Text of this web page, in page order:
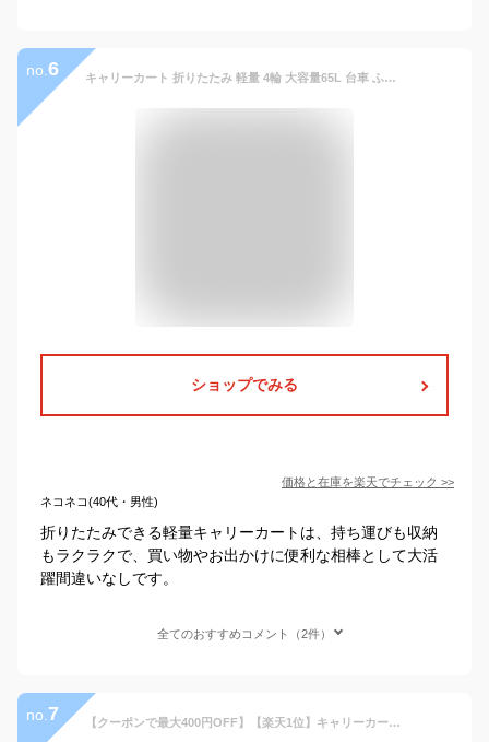
no. 6 キャリーカート 折りたたみ 軽量 4輪 大容量65L 台車 ふた付き 耐荷重35kg 頑丈 コンパクト キャリーカート 買い物 かご ショッピングカート 灯油 キャリー カート コンテナカート 折り畳み台車 荷物運び 灯油 運搬 キャリーボックス アウトドア
ショップでみる
価格と在庫を楽天でチェック >>
ネコネコ(40代・男性)
折りたたみできる軽量キャリーカートは、持ち運びも収納
もラクラクで、買い物やお出かけに便利な相棒として大活
躍間違いなしです。
全てのおすすめコメント（2件）
no. 7 【クーポンで最大400円OFF】【楽天1位】キャリーカート 折りたたみ 軽量 台車 フタ付 耐荷重35kg コンパクト 2輪キャスター付 灯油 キャリー カート コンテナカート 折り畳み台車 荷物運び 買い物カゴ 灯油 運搬 折り畳みボックス キャリーボックス アウトドア 送料無料